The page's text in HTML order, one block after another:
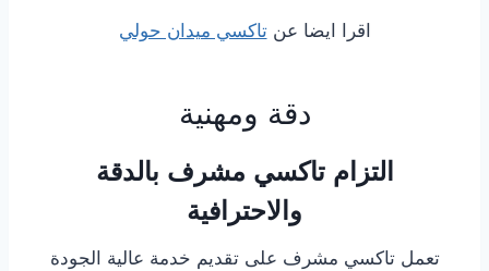
اقرا ايضا عنتاكسي ميدان حولي
دقة ومهنية
التزام تاكسي مشرف بالدقة
والاحترافية
تعمل تاكسي مشرف على تقديم خدمة عالية الجودة